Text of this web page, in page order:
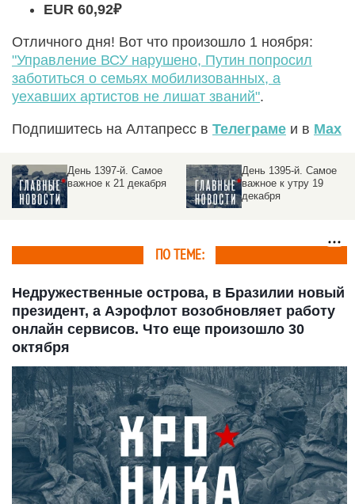
EUR 60,92₽
Отличного дня! Вот что произошло 1 ноября:
"Управление ВСУ нарушено, Путин попросил
заботиться о семьях мобилизованных, а
уехавших артистов не лишат званий".
Подпишитесь на Алтапресс в Телеграме и в Max
День 1395-й. Самое
важное к утру 19
День 1394-й. Самое
важное к утру 18
декабря
ПО ТЕМЕ:
Недружественные острова, в Бразилии новый
президент, а Аэрофлот возобновляет работу
онлайн сервисов. Что еще произошло 30
октября